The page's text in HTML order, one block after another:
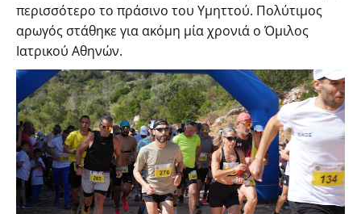
περισσότερο το πράσινο του Υμηττού. Πολύτιμος
αρωγός στάθηκε για ακόμη μία χρονιά ο Όμιλος
Ιατρικού Αθηνών.